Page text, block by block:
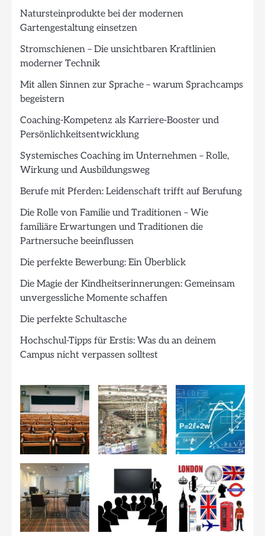
Natursteinprodukte bei der modernen
Gartengestaltung einsetzen
Stromschienen – Die unsichtbaren Kraftlinien
moderner Technik
Mit allen Sinnen zur Sprache – warum Sprachcamps
begeistern
Coaching-Kompetenz als Karriere-Booster und
Persönlichkeitsentwicklung
Systemisches Coaching im Unternehmen – Rolle,
Wirkung und Ausbildungsweg
Berufe mit Pferden: Leidenschaft trifft auf Berufung
Die Rolle von Familie und Traditionen – Wie
familiäre Erwartungen und Traditionen die
Partnersuche beeinflussen
Die perfekte Bewerbung: Ein Überblick
Die Magie der Kindheitserinnerungen: Gemeinsam
unvergessliche Momente schaffen
Die perfekte Schultasche
Hochschul-Tipps für Erstis: Was du an deinem
Campus nicht verpassen solltest